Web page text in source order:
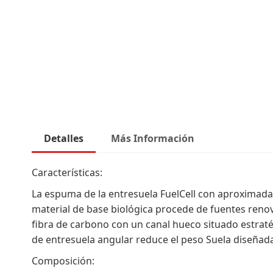
Detalles
Características:
La espuma de la entresuela FuelCell con
material de base biológica procede de fuentes
fibra de carbono con un canal hueco situado
de entresuela angular reduce el peso Suela
Composición:
Más Información